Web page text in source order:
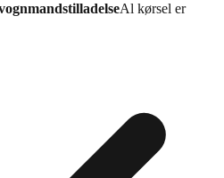
Al kørsel er